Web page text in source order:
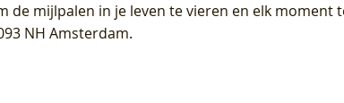
mijlpalen in je leven te vieren en elk moment
NH Amsterdam.